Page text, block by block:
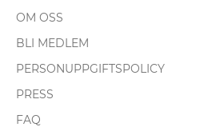
OM OSS
BLI MEDLEM
PERSONUPPGIFTSPOLICY
PRESS
FAQ